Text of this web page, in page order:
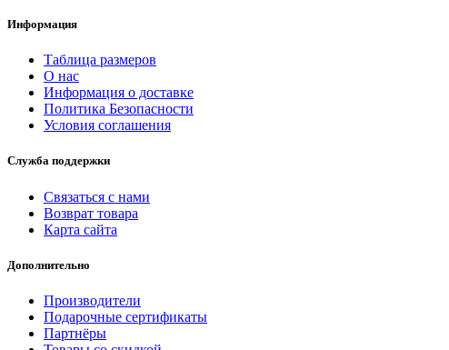
Информация
Таблица размеров
О нас
Информация о доставке
Политика Безопасности
Условия соглашения
Служба поддержки
Связаться с нами
Возврат товара
Карта сайта
Дополнительно
Производители
Подарочные сертификаты
Партнёры